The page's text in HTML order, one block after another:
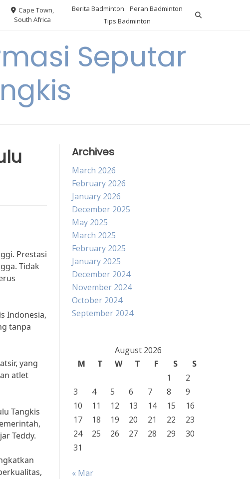
Cape Town,
South Africa
Berita Badminton
Peran Badminton
Tips Badminton
Seputar
Prestasi
Tidak
Indonesia,
tanpa
yang
atlet
Tangkis
Teddy.
Archives
March 2026
February 2026
January 2026
December 2025
May 2025
March 2025
February 2025
January 2025
December 2024
November 2024
October 2024
September 2024
August 2026
M
T W T F S
S
1
2
3
4 5 6 7 8
9
10
11 12 13 14 15
16
17
18 19 20 21 22
23
24
25 26 27 28 29
30
31
« Mar